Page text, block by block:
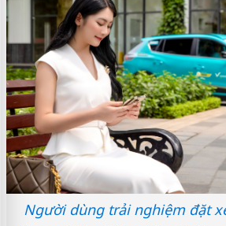
Người dùng trải nghiệm đặt